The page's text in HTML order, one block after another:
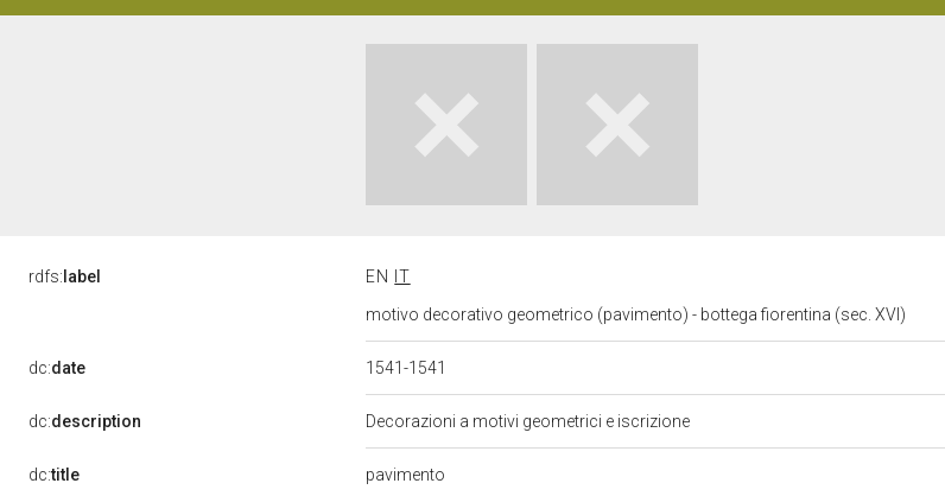
rdfs: label EN
IT
motivo decorativo geometrico (pavimento) - bottega fiorentina (sec. XVI)
dc:date 1541-1541
dc:description Decorazioni a motivi geometrici e iscrizione
dc:title pavimento